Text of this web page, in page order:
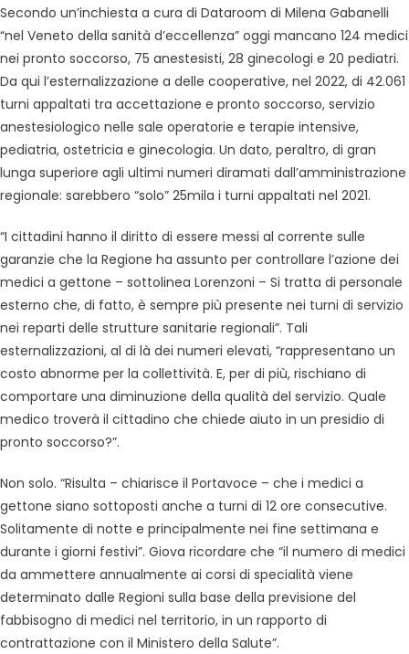
Secondo un’inchiesta a cura di Dataroom di Milena Gabanelli
“nel Veneto della sanità d’eccellenza” oggi mancano 124 medici
nei pronto soccorso, 75 anestesisti, 28 ginecologi e 20 pediatri.
Da qui l’esternalizzazione a delle cooperative, nel 2022, di 42.061
turni appaltati tra accettazione e pronto soccorso, servizio
anestesiologico nelle sale operatorie e terapie intensive,
pediatria, ostetricia e ginecologia. Un dato, peraltro, di gran
lunga superiore agli ultimi numeri diramati dall’amministrazione
regionale: sarebbero “solo” 25mila i turni appaltati nel 2021.
“I cittadini hanno il diritto di essere messi al corrente sulle
garanzie che la Regione ha assunto per controllare l’azione dei
medici a gettone – sottolinea Lorenzoni – Si tratta di personale
esterno che, di fatto, è sempre più presente nei turni di servizio
nei reparti delle strutture sanitarie regionali”. Tali
esternalizzazioni, al di là dei numeri elevati, “rappresentano un
costo abnorme per la collettività. E, per di più, rischiano di
comportare una diminuzione della qualità del servizio. Quale
medico troverà il cittadino che chiede aiuto in un presidio di
pronto soccorso?”.
Non solo. “Risulta – chiarisce il Portavoce – che i medici a
gettone siano sottoposti anche a turni di 12 ore consecutive.
Solitamente di notte e principalmente nei fine settimana e
durante i giorni festivi”. Giova ricordare che “il numero di medici
da ammettere annualmente ai corsi di specialità viene
determinato dalle Regioni sulla base della previsione del
fabbisogno di medici nel territorio, in un rapporto di
contrattazione con il Ministero della Salute”.